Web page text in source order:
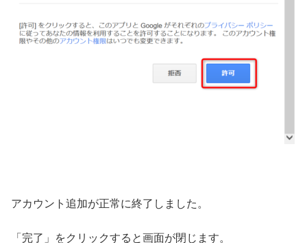
アカウント追加が正常に終了しました。
「完了」をクリックすると画面が閉じます。